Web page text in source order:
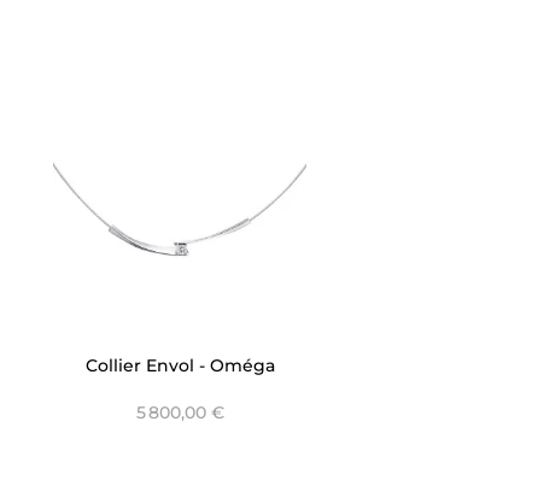
Collier Envol - Oméga
5 800,00 €